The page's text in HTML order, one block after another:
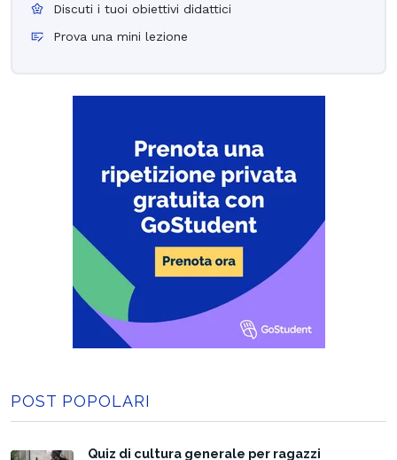
Discuti i tuoi obiettivi didattici
Prova una mini lezione
POST POPOLARI
Quiz di cultura generale per ragazzi